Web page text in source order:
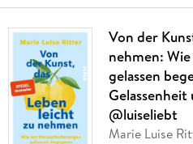
Von der
nehmen:
gelassen
@luiseliebt
Marie Luise